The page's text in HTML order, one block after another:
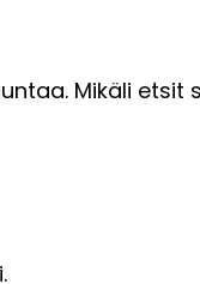
Mikäli etsit